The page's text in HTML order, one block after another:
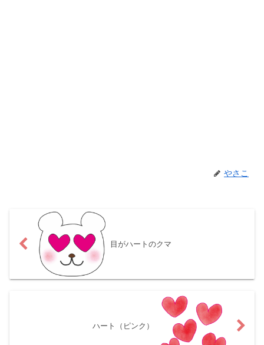
やさこ
目がハートのクマ
ハート（ピンク）